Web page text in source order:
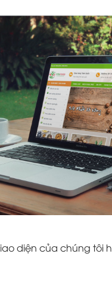
diện của chúng tôi